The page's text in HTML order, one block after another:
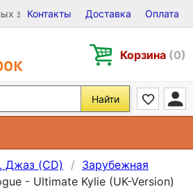
записей на Виниле, CD и DVD
Контакты Доставка Оплата
Корзина (0)
Найти
Джаз (CD)
Зарубежная
- Ultimate Kylie (UK-Version)